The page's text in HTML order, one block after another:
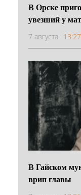
В Орске
увезший у
7 августа 13:27
В Гайском
врип главы